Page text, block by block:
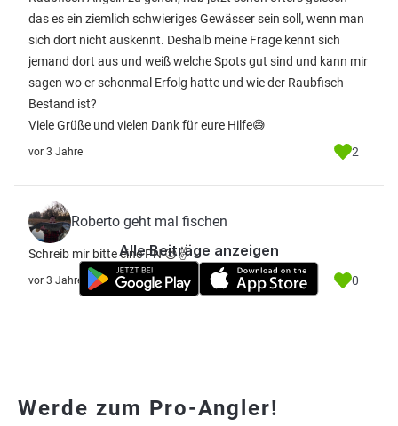
das es ein ziemlich schwieriges Gewässer sein soll, wenn man
sich dort nicht auskennt. Deshalb meine Frage kennt sich
jemand dort aus und weiß welche Spots gut sind und kann mir
sagen wo er schonmal Erfolg hatte und wie der Raubfisch
Bestand ist?
Viele Grüße und vielen Dank für eure Hilfe😅
vor 3 Jahre 2
Roberto geht mal fischen
Schreib mir bitte eine PN 😉✌️
vor 3 Jahre 0
Alle Beiträge anzeigen
Werde zum Pro-Angler!